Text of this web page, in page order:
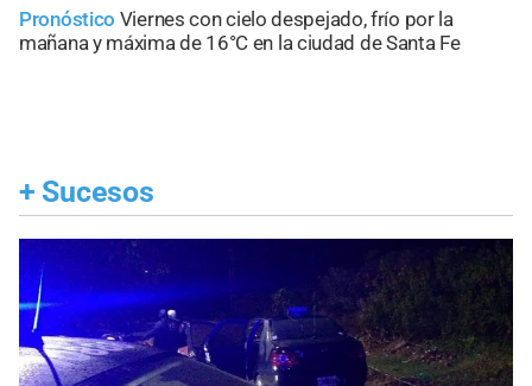
Pronóstico Viernes con cielo despejado, frío por la
mañana y máxima de 16°C en la ciudad de Santa Fe
+ Sucesos